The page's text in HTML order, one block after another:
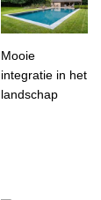
Mooie
integratie in het
landschap